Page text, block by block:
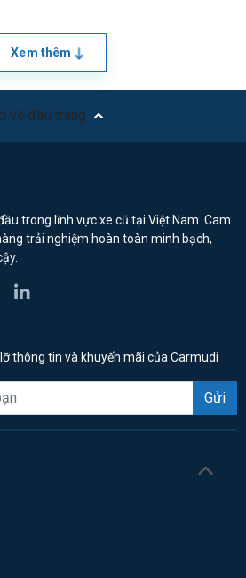
Xem thêm
về đầu trang
trong lĩnh vực xe cũ tại Việt Nam. Cam
trải nghiệm hoàn toàn minh bạch,
thông tin và khuyến mãi của Carmudi
Gửi